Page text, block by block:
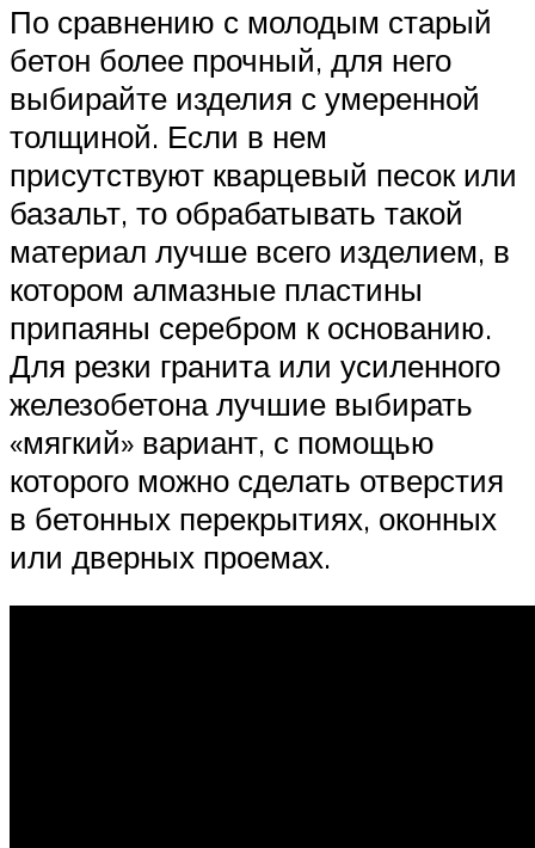
По сравнению с молодым старый
бетон более прочный, для него
выбирайте изделия с умеренной
толщиной. Если в нем
присутствуют кварцевый песок или
базальт, то обрабатывать такой
материал лучше всего изделием, в
котором алмазные пластины
припаяны серебром к основанию.
Для резки гранита или усиленного
железобетона лучшие выбирать
«мягкий» вариант, с помощью
которого можно сделать отверстия
в бетонных перекрытиях, оконных
или дверных проемах.